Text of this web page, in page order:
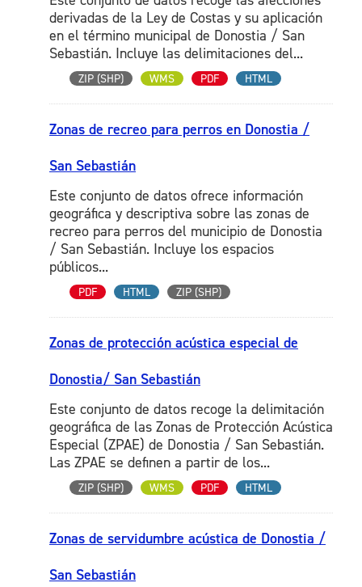
derivadas de la Ley de Costas y su aplicación
en el término municipal de Donostia / San
Sebastián. Incluye las delimitaciones del...
ZIP (SHP) WMS PDF HTML
Zonas de recreo para perros en Donostia /
San Sebastián
Este conjunto de datos ofrece información
geográfica y descriptiva sobre las zonas de
recreo para perros del municipio de Donostia
/ San Sebastián. Incluye los espacios
públicos...
PDF HTML ZIP (SHP)
Zonas de protección acústica especial de
Donostia/ San Sebastián
Este conjunto de datos recoge la delimitación
geográfica de las Zonas de Protección Acústica
Especial (ZPAE) de Donostia / San Sebastián.
Las ZPAE se definen a partir de los...
ZIP (SHP) WMS PDF HTML
Zonas de servidumbre acústica de Donostia /
San Sebastián